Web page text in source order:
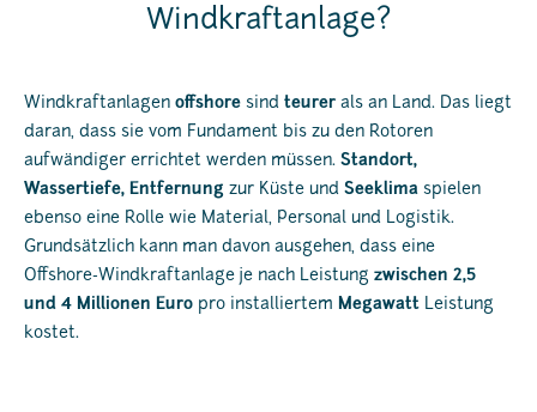
Windkraftanlage?
Windkraftanlagen offshore sind teurer als an Land. Das liegt
daran, dass sie vom Fundament bis zu den Rotoren
aufwändiger errichtet werden müssen. Standort,
Wassertiefe, Entfernung zur Küste und Seeklima spielen
ebenso eine Rolle wie Material, Personal und Logistik.
Grundsätzlich kann man davon ausgehen, dass eine
Offshore-Windkraftanlage je nach Leistung zwischen 2,5
und 4 Millionen Euro pro installiertem Megawatt Leistung
kostet.